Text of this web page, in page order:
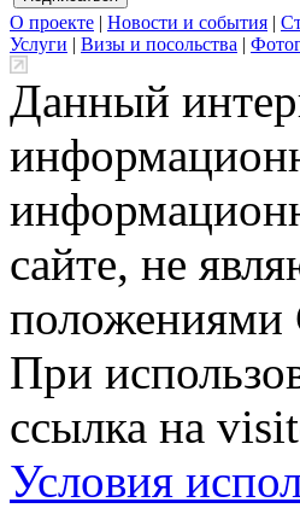
О проекте | Новости и события |
Услуги | Визы и посольства |
Данный
сайте, не
положениями
При
ссылка на
Условия